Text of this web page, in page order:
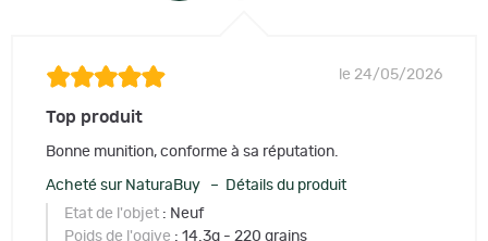
le 24/05/2026
Top produit
Bonne munition, conforme à sa réputation.
Acheté sur NaturaBuy – Détails du produit
Etat de l'objet : Neuf
Poids de l'ogive : 14.3g - 220 grains